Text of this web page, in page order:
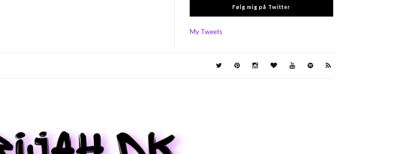
Følg mig på Twitter
My Tweets